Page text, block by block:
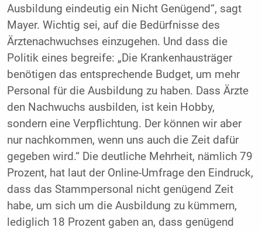
Ausbildung eindeutig ein Nicht Genügend“, sagt
Mayer. Wichtig sei, auf die Bedürfnisse des
Ärztenachwuchses einzugehen. Und dass die
Politik eines begreife: „Die Krankenhausträger
benötigen das entsprechende Budget, um mehr
Personal für die Ausbildung zu haben. Dass Ärzte
den Nachwuchs ausbilden, ist kein Hobby,
sondern eine Verpflichtung. Der können wir aber
nur nachkommen, wenn uns auch die Zeit dafür
gegeben wird.“ Die deutliche Mehrheit, nämlich 79
Prozent, hat laut der Online-Umfrage den Eindruck,
dass das Stammpersonal nicht genügend Zeit
habe, um sich um die Ausbildung zu kümmern,
lediglich 18 Prozent gaben an, dass genügend